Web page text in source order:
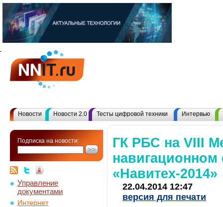
Новости Новости 2.0 Тесты цифровой техники Интервью
Подписка на новости:
Управление
документами
Интернет
ГК РБС на VIII
«Навитех-2014»
22.04.2014 12:47
версия для печати